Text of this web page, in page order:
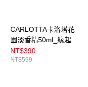
CARLOTTA卡洛塔花
園淡香精50ml_緣起微
霧
NT$390
NT$599